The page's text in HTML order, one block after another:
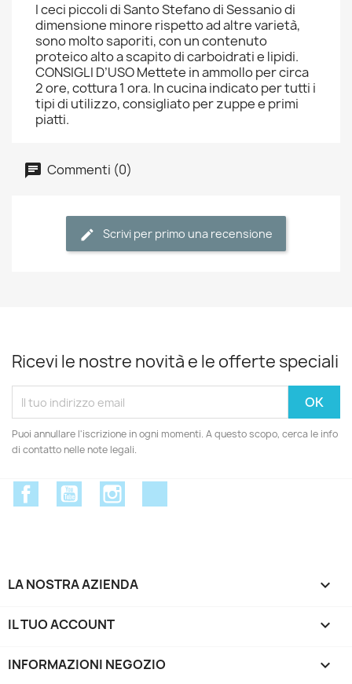
I ceci piccoli di Santo Stefano di Sessanio di
dimensione minore rispetto ad altre varietà,
sono molto saporiti, con un contenuto
proteico alto a scapito di carboidrati e lipidi.
CONSIGLI D’USO Mettete in ammollo per circa
2 ore, cottura 1 ora. In cucina indicato per tutti i
tipi di utilizzo, consigliato per zuppe e primi
piatti.
Commenti (0)
Scrivi per primo una recensione
Ricevi le nostre novità e le offerte speciali
Puoi annullare l'iscrizione in ogni momenti. A questo scopo, cerca le info
di contatto nelle note legali.
FacebookYouTube
LA NOSTRA AZIENDA 
IL TUO ACCOUNT 
INFORMAZIONI NEGOZIO keyboard_arrow_down